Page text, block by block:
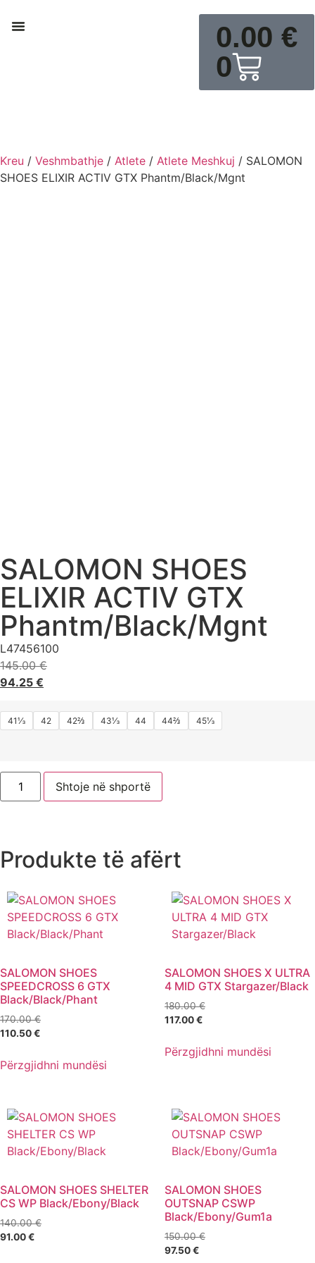
0.00 €
0
Kreu / Veshmbathje / Atlete / Atlete Meshkuj / SALOMON
SHOES ELIXIR ACTIV GTX Phantm/Black/Mgnt
SALOMON SHOES
ELIXIR ACTIV GTX
Phantm/Black/Mgnt
L47456100
145.00€
94.25 €
41⅓ 42 42⅔ 43⅓ 44 44⅔ 45⅓
Shtoje në shportë
Produkte të afërt
SALOMON SHOES
SPEEDCROSS 6 GTX
Black/Black/Phant
170.00€
110.50€
Përzgjidhni mundësi
SALOMON SHOES X ULTRA
4 MID GTX Stargazer/Black
180.00€
117.00€
Përzgjidhni mundësi
SALOMON SHOES SHELTER
CS WP Black/Ebony/Black
140.00€
91.00€
SALOMON SHOES
OUTSNAP CSWP
Black/Ebony/Gum1a
150.00€
97.50€